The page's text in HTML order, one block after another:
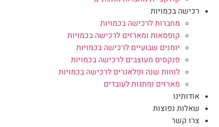
רכישה בכמויות
מחברות לרכישה בכמויות
קופסאות ומארזים לרכישה בכמויות
יומנים שבועיים לרכישה בכמויות
פנקסים מעוצבים לרכישה בכמויות
לוחות שנה ופלאנרים לרכישה בכמויות
מארזים ומתנות לעובדים
אודותינו
שאלות נפוצות
צרו קשר